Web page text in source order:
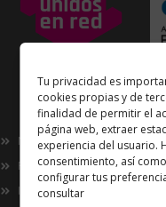
Tu privacidad es
cookies propias y de
finalidad de permitir el
página web, extraer
experiencia del usuario.
consentimiento, así
configurar tus
consultar
Nosotros
Proyectos
Innovación
de laAsociación